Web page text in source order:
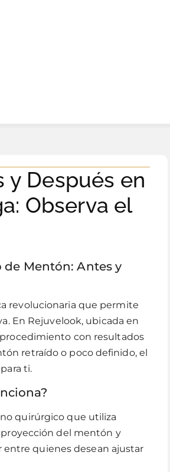
y Después en
Observa el
de Mentón: Antes y
revolucionaria que permite
En Rejuvelook, ubicada en
con resultados
retraído o poco definido, el
ti.
quirúrgico que utiliza
del mentón y
quienes desean ajustar